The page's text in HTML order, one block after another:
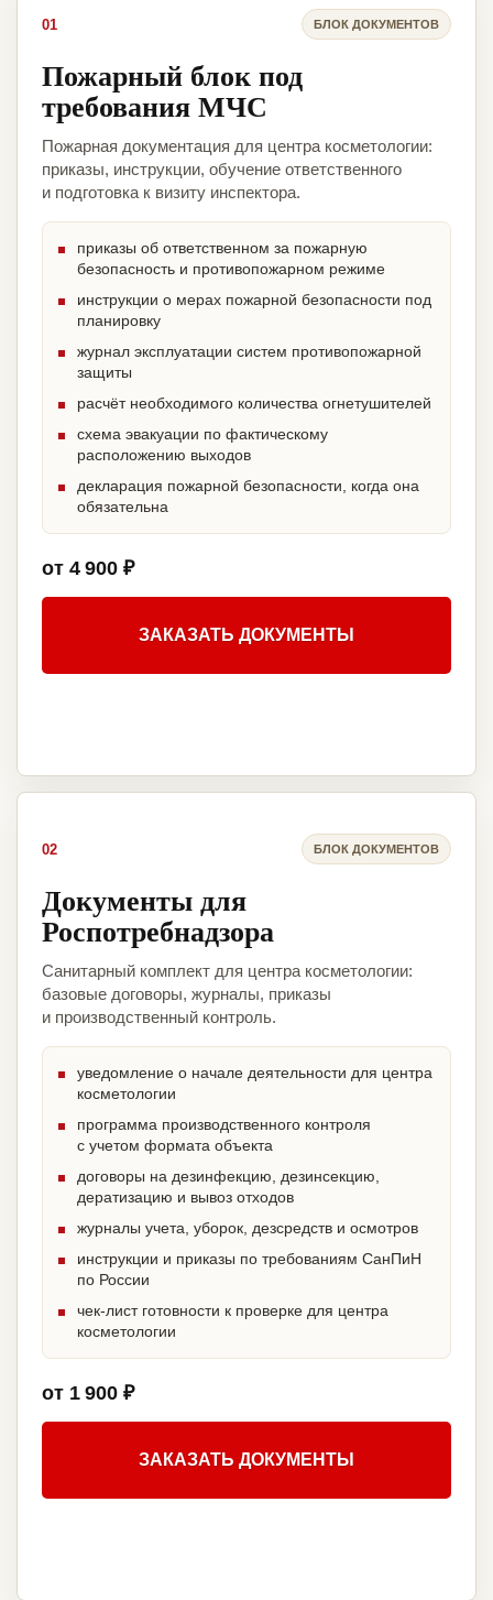
01 БЛОК ДОКУМЕНТОВ
Пожарный блок под
требования МЧС
Пожарная документация для центра косметологии:
приказы, инструкции, обучение ответственного
и подготовка к визиту инспектора.
приказы об ответственном за пожарную
безопасность и противопожарном режиме
инструкции о мерах пожарной безопасности под
планировку
журнал эксплуатации систем противопожарной
защиты
расчёт необходимого количества огнетушителей
схема эвакуации по фактическому
расположению выходов
декларация пожарной безопасности, когда она
обязательна
от 4 900 ₽
ЗАКАЗАТЬ ДОКУМЕНТЫ
02 БЛОК ДОКУМЕНТОВ
Документы для
Роспотребнадзора
Санитарный комплект для центра косметологии:
базовые договоры, журналы, приказы
и производственный контроль.
уведомление о начале деятельности для центра
косметологии
программа производственного контроля
с учетом формата объекта
договоры на дезинфекцию, дезинсекцию,
дератизацию и вывоз отходов
журналы учета, уборок, дезсредств и осмотров
инструкции и приказы по требованиям СанПиН
по России
чек-лист готовности к проверке для центра
косметологии
от 1 900 ₽
ЗАКАЗАТЬ ДОКУМЕНТЫ